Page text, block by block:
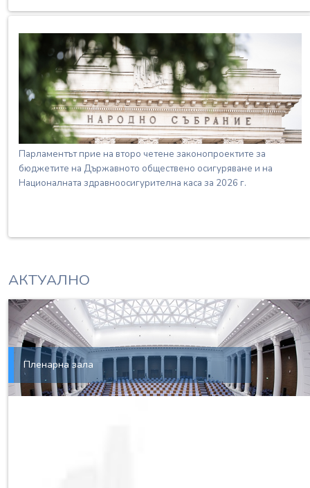
Парламентът прие на второ четене законопроектите за
бюджетите на Държавното обществено осигуряване и на
Националната здравноосигурителна каса за 2026 г.
АКТУАЛНО
Пленарна зала